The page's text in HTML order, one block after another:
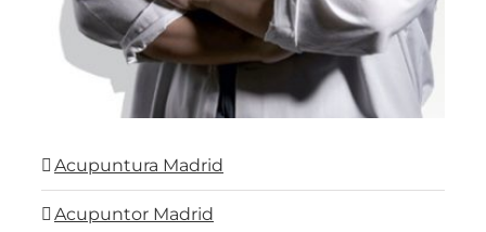
Acupuntura Madrid
Acupuntor Madrid